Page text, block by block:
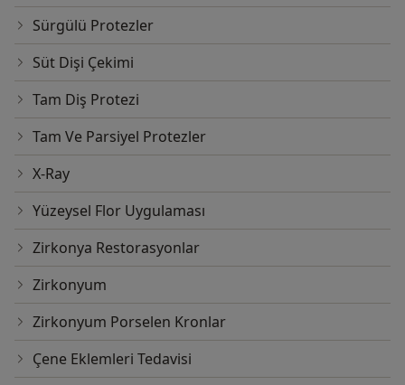
Sürgülü Protezler
Süt Dişi Çekimi
Tam Diş Protezi
Tam Ve Parsiyel Protezler
X-Ray
Yüzeysel Flor Uygulaması
Zirkonya Restorasyonlar
Zirkonyum
Zirkonyum Porselen Kronlar
Çene Eklemleri Tedavisi